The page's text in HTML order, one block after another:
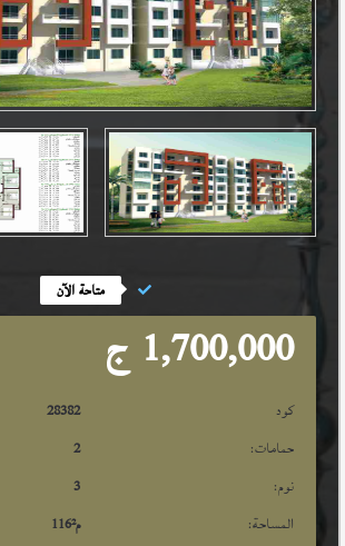
متاحة الآن
1,700,000 ج
كود
28382
حمامات:
2
نوم:
3
المساحة:
116م²